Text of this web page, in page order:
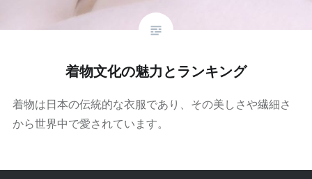
着物文化の魅力とランキング
着物は日本の伝統的な衣服であり、その美しさや繊細さ
から世界中で愛されています。